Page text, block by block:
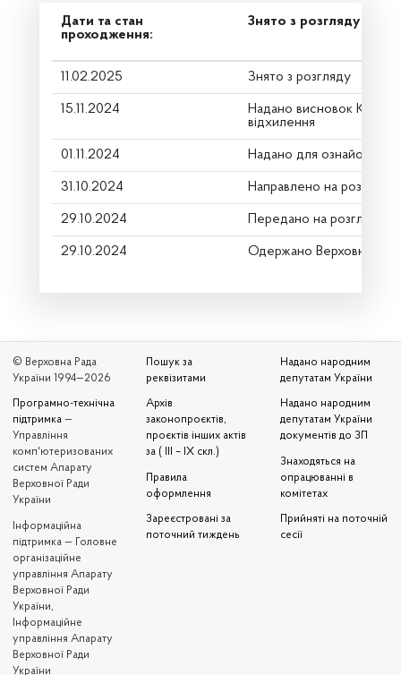
Дати та стан
проходження:
Знято з розгляду
11.02.2025 Знято з розгляду
15.11.2024
Надано висновок
відхилення
01.11.2024 Надано для
31.10.2024 Направлено на розгляд
29.10.2024 Передано на розгляд
29.10.2024 Одержано Верховною
© Верховна Рада
України 1994—2026
Програмно-технічна
підтримка —
Управління
комп'ютеризованих
систем Апарату
Верховної Ради
України
Iнформаційна
підтримка — Головне
організаційне
управління Апарату
Верховної Ради
України,
Інформаційне
управління Апарату
Верховної Ради
України
Пошук за
реквізитами
Архів
законопроєктів,
проєктів інших актів
за ( III – IX скл.)
Правила
оформлення
Зареєстровані за
поточний тиждень
Надано народним
депутатам України
Надано народним
депутатам України
документів до ЗП
Знаходяться на
опрацюванні в
комітетах
Прийняті на поточній
сесії